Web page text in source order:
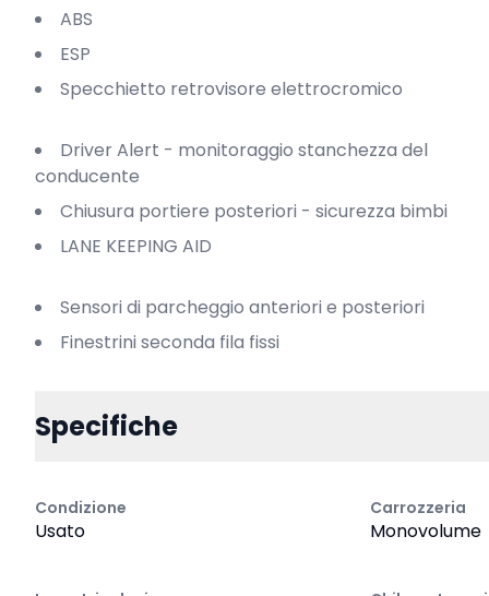
ABS
ESP
Specchietto retrovisore elettrocromico
Driver Alert - monitoraggio stanchezza del
conducente
Chiusura portiere posteriori - sicurezza bimbi
LANE KEEPING AID
Sensori di parcheggio anteriori e posteriori
Finestrini seconda fila fissi
Specifiche
Condizione
Usato
Carrozzeria
Monovolume